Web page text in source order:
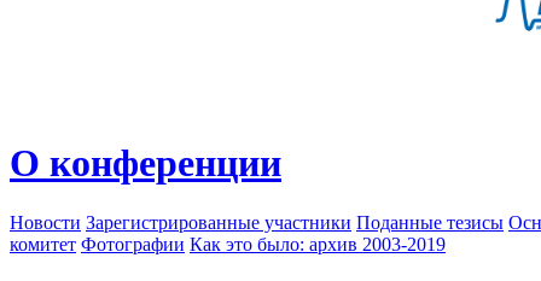
О конференции
Новости Зарегистрированные участники Поданные тезисы
комитет Фотографии Как это было: архив 2003-2019